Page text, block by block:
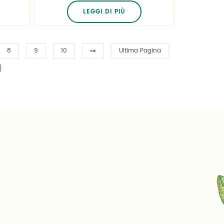
LEGGI DI PIÙ
8 9 10
Ultima Pagina